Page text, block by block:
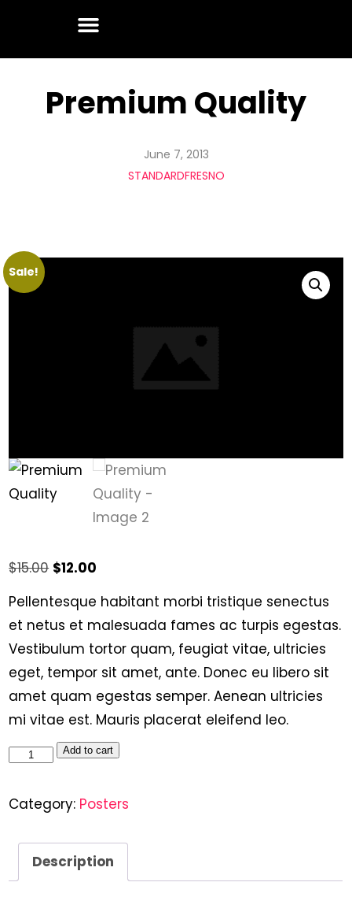
Premium Quality
June 7, 2013
STANDARDFRESNO
Sale!
$15.00 $12.00
Pellentesque habitant morbi tristique senectus
et netus et malesuada fames ac turpis egestas.
Vestibulum tortor quam, feugiat vitae, ultricies
eget, tempor sit amet, ante. Donec eu libero sit
amet quam egestas semper. Aenean ultricies
mi vitae est. Mauris placerat eleifend leo.
Add to cart
Category: Posters
Description